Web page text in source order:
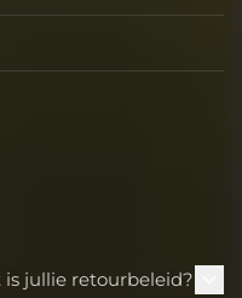
jullie retourbeleid?